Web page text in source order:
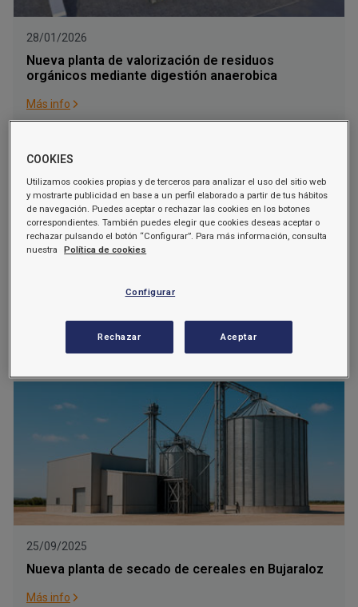
28/01/2026
Nueva planta de valorización de residuos
orgánicos mediante digestión anaerobica
Más info
terme municipal de Guissona
25/09/2025
Nueva planta de secado de cereales en Bujaraloz
Más info
COOKIES
Utilizamos cookies propias y de terceros para analizar el uso del sitio web
y mostrarte publicidad en base a un perfil elaborado a partir de tus hábitos
de navegación. Puedes aceptar o rechazar las cookies en los botones
correspondientes. También puedes elegir que cookies deseas aceptar o
rechazar pulsando el botón “Configurar”. Para más información, consulta
nuestra
Política de cookies
Configurar
Rechazar Aceptar